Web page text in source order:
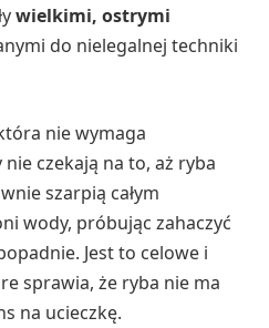
wielkimi, ostrymi
do nielegalnej techniki
nie wymaga
czekają na to, aż ryba
szarpią całym
wody, próbując zahaczyć
Jest to celowe i
sprawia, że ryba nie ma
na ucieczkę.